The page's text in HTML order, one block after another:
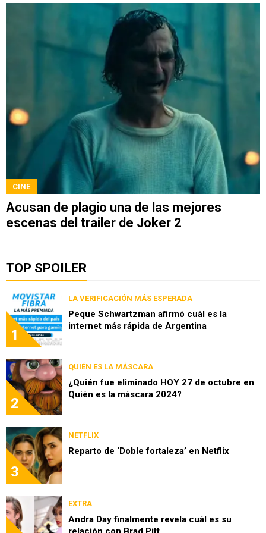
CINE
Acusan de plagio una de las mejores
escenas del trailer de Joker 2
TOP SPOILER
1
LA VERIFICACIÓN MÁS ESPERADA
Peque Schwartzman afirmó cuál es la
internet más rápida de Argentina
2
QUIÉN ES LA MÁSCARA
¿Quién fue eliminado HOY 27 de octubre en
Quién es la máscara 2024?
3
NETFLIX
Reparto de ‘Doble fortaleza’ en Netflix
EXTRA
Andra Day finalmente revela cuál es su